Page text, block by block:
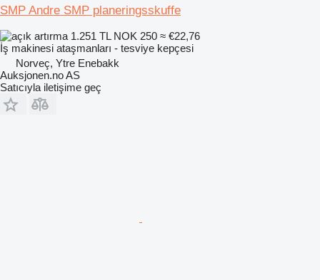
SMP Andre SMP planeringsskuffe
1.251 TL NOK 250 ≈ €22,76
İş makinesi ataşmanları - tesviye kepçesi
Norveç, Ytre Enebakk
Auksjonen.no AS
Satıcıyla iletişime geç